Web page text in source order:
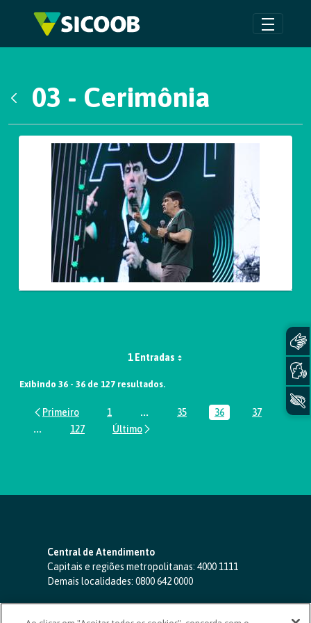
Pular para o Conteúdo principal
03 - Cerimônia
Galeria de Mídias
1 Entradas
Exibindo 36 - 36 de 127 resultados.
Página
1 ...Páginas intermediárias Usar ABA
Página
35 Página
36 Página
37
...Páginas intermediárias Usar ABA para navegar.
Página
127
Central de Atendimento
Capitais e regiões metropolitanas: 4000 1111
Demais localidades: 0800 642 0000
SAC 24 horas-0800 724 4420